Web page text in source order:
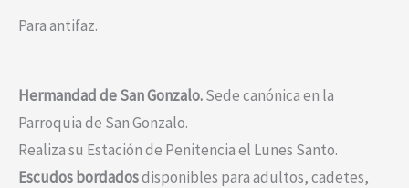
Para antifaz.
Hermandad de San Gonzalo.Sede canónica en la
Parroquia de San Gonzalo.
Realiza su Estación de Penitencia el Lunes Santo.
Escudos bordadosdisponibles para adultos, cadetes,